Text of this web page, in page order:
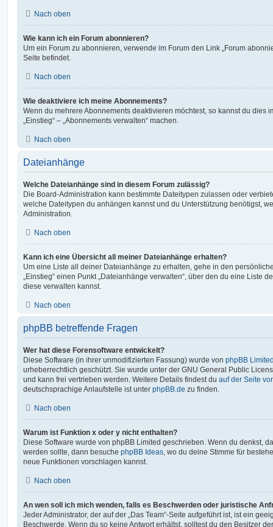
Nach oben
Wie kann ich ein Forum abonnieren?
Um ein Forum zu abonnieren, verwende im Forum den Link „Forum
Seite befindet.
Nach oben
Wie deaktiviere ich meine Abonnements?
Wenn du mehrere Abonnements deaktivieren möchtest, so kannst du dies
„Einstieg“ – „Abonnements verwalten“ machen.
Nach oben
Dateianhänge
Welche Dateianhänge sind in diesem Forum zulässig?
Die Board-Administration kann bestimmte Dateitypen zulassen oder
welche Dateitypen du anhängen kannst und du Unterstützung benötigst,
Administration.
Nach oben
Kann ich eine Übersicht all meiner Dateianhänge erhalten?
Um eine Liste all deiner Dateianhänge zu erhalten, gehe in den
„Einstieg“ einen Punkt „Dateianhänge verwalten“, über den du eine Liste
diese verwalten kannst.
Nach oben
phpBB betreffende Fragen
Wer hat diese Forensoftware entwickelt?
Diese Software (in ihrer unmodifizierten Fassung) wurde von phpBB
urheberrechtlich geschützt. Sie wurde unter der GNU General Public
und kann frei vertrieben werden. Weitere Details findest du auf der Seite
deutschsprachige Anlaufstelle ist unter phpBB.de zu finden.
Nach oben
Warum ist Funktion x oder y nicht enthalten?
Diese Software wurde von phpBB Limited geschrieben. Wenn du denkst,
werden sollte, dann besuche phpBB Ideas , wo du deine Stimme für
neue Funktionen vorschlagen kannst.
Nach oben
An wen soll ich mich wenden, falls es Beschwerden oder juristische
Jeder Administrator, der auf der „Das Team“-Seite aufgeführt ist, ist ein
Beschwerde. Wenn du so keine Antwort erhältst, solltest du den Besitzer